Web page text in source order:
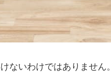
ないわけではありません。